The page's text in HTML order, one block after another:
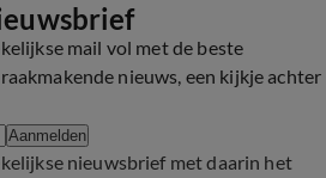
mail vol met de beste
nieuws, een kijkje achter
Aanmelden
nieuwsbrief met daarin het